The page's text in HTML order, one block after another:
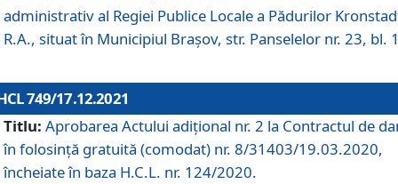
administrativ al Regiei Publice Locale a Pădurilor
R.A., situat în Municipiul Braşov, str. Panselelor nr. 23, bl.
749/17.12.2021
Titlu: Aprobarea Actului adițional nr. 2 la Contractul de
în folosință gratuită (comodat) nr. 8/31403/19.03.2020,
încheiate în baza H.C.L. nr. 124/2020.